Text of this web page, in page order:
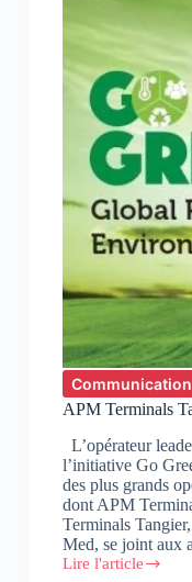
APM Terminals
L’opérateur
l’initiative Go
des plus grands
dont APM
Terminals
Med, se joint aux
Lire l'article
APM